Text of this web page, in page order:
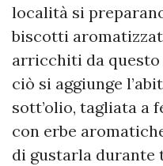
località si
biscotti
arricchiti da questo
ciò si aggiunge
sott’olio, tagliata a
con erbe
di gustarla durante